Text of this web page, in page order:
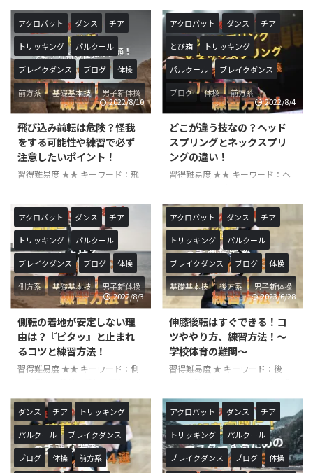
跳ね起きとは、頭や手を使 ...
るのが一般的ですが、『片手 ...
バック転、怪我、怪我しやすい部
位 こんにちは！やすです！今回
は、バク転で怪我をしやすい部位
と怪我の対策方法について解説い
たします。これからバク転を練習
する方や危険性について知ってお
きたいという方にオススメな記事
となっています。 バク転は、体操
で行われることが多い後方系の技
です。各競技によって変わるかと
思いますが、バク転の難易度はA
難度に位置することが多いです。
回転する技なので後方に一回転 ...
回、着地の方法、着地できない
こんにちは！やすです！今回は、
『ハンドスプリング』の着地が安
定しない場合に注意したいポイン
トについて解説いたします。『勢
いは足りているはずなのに立てな
い…』というような悩みを持った
方にオススメの記事となっていま
競技やチアなどで行われることの
多い前方系の技です。競技によっ
ては前方転回や転回と呼ばれるこ
ともあります。 ハンドスプリン
押し返すパワーが必要になりま ...
アクロバット ダンス チア
トリッキング パルクール
ブレイクダンス ブログ 体操
前方系 基礎基本技
男子新体操
2022/8/10
飛び込み前転は危険？怪我
をする可能性や練習で必ず
注意したいポイント！
習得難易度 ★★ キーワード：飛
んにちは！やすです！今回は、飛
び込み前転を練習する上で怪我を
する可能性やその注意ポイントに
ついて解説いたします。本記事
は、飛び込み前転を練習中の方、
初心者の方におすすめの記事とな
っています！ 『飛び込み前転』
は体操競技や男子新体操競技で行
す。形は前転の延長ですが、跳躍
を伴うので感覚に慣れていないと
頭から刺さってしまったり、大き
な怪我につながる可能性もある危
中ではメインの技として行うこと
は ...
アクロバット ダンス チア
とび箱 トリッキング
パルクール ブレイクダンス
ブログ 体操 前方系
基礎基本技 男子新体操
2022/8/4
どこが違う技なの？ヘッド
スプリングとネックスプリ
ングの違い！
習得難易度 ★★ キーワード：ヘ
グ、ネックスプリング、跳ね起
き、頭跳ね起き、首跳ね起き、転
回、前方転回、前方倒立転回 こ
んにちは！やすです！今回は、
『ヘッドスプリング』と『ネック
スプリング』のそれぞれの特徴と
合わせて解説いたします！初心者
の方でもわかりやすく解説いたし
『ネックスプリング』はどちらも
前方系の技に分類される体操競技
における基礎基本となる技です。
学校体育でも行われることがある
他跳び箱の上で回転技として行わ
...
アクロバット ダンス チア
トリッキング パルクール
ブレイクダンス ブログ 体操
側方系 基礎基本技
男子新体操
2022/8/3
側転の着地が安定しない理
由は？『ピタッ』と止まれ
るコツと練習方法！
習得難易度 ★★ キーワード：側
定 こんにちは！やすです！今回
は、側転をしている際に『着地が
安定しない』『転んでしまう』と
いったような悩みを抱えている方
向けの記事となります。回転まで
はスムーズにできているが、どう
アクロバット ダンス チア
トリッキング パルクール
ブレイクダンス ブログ 体操
基礎基本技 後方系
男子新体操
2023/6/28
伸膝後転はすぐできる！コ
ツややり方、練習方法！〜
学校体育の難関〜
習得難易度 ★ キーワード：後
を伸ばす後転 こんにちは！やす
です！今回は、『伸膝後転』のコ
ツややり方について解説いたしま
す。学校体育の中でも行われるこ
とが多い技の一つですが、ポイン
トを掴めば簡単に出来る様になり
ダンス チア トリッキング
パルクール ブレイクダンス
ブログ 体操 前方系
アクロバット ダンス チア
トリッキング パルクール
ブレイクダンス ブログ 体操